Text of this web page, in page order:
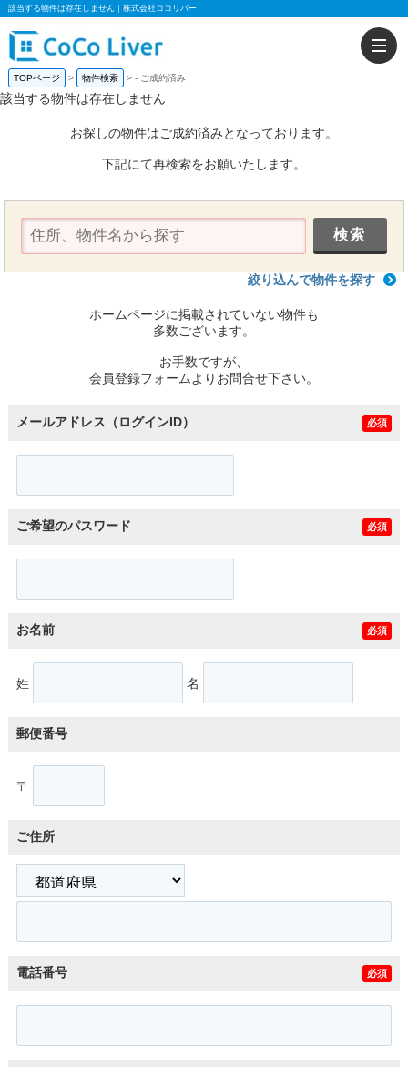
該当する物件は存在しません｜株式会社ココリバー
TOPページ 物件検索 - ご成約済み
該当する物件は存在しません
お探しの物件はご成約済みとなっております。
下記にて再検索をお願いたします。
絞り込んで物件を探す
ホームページに掲載されていない物件も
多数ございます。
お手数ですが、
会員登録フォームよりお問合せ下さい。
メールアドレス（ログインID） 必須
ご希望のパスワード 必須
お名前 必須
姓 名
郵便番号
〒
ご住所
電話番号 必須